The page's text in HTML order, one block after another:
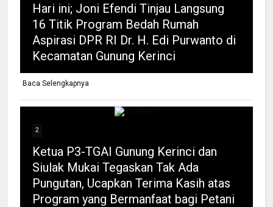
Hari ini; Joni Efendi Tinjau Langsung
16 Titik Program Bedah Rumah
Aspirasi DPR RI Dr. H. Edi Purwanto di
Kecamatan Gunung Kerinci
Baca Selengkapnya
2
Ketua P3-TGAI Gunung Kerinci dan
Siulak Mukai Tegaskan Tak Ada
Pungutan, Ucapkan Terima Kasih atas
Program yang Bermanfaat bagi Petani